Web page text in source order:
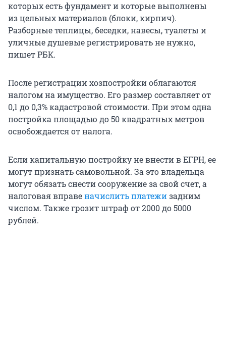
которых есть фундамент и которые выполнены
из цельных материалов (блоки, кирпич).
Разборные теплицы, беседки, навесы, туалеты и
уличные душевые регистрировать не нужно,
пишет РБК.
После регистрации хозпостройки облагаются
налогом на имущество. Его размер составляет от
0,1 до 0,3% кадастровой стоимости. При этом одна
постройка площадью до 50 квадратных метров
освобождается от налога.
Если капитальную постройку не внести в ЕГРН, ее
могут признать самовольной. За это владельца
могут обязать снести сооружение за свой счет, а
налоговая вправеначислить платежизадним
числом. Также грозит штраф от 2000 до 5000
рублей.